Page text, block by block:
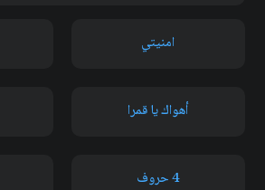
امنيتي
أهواك يا قمرا
4 حروف